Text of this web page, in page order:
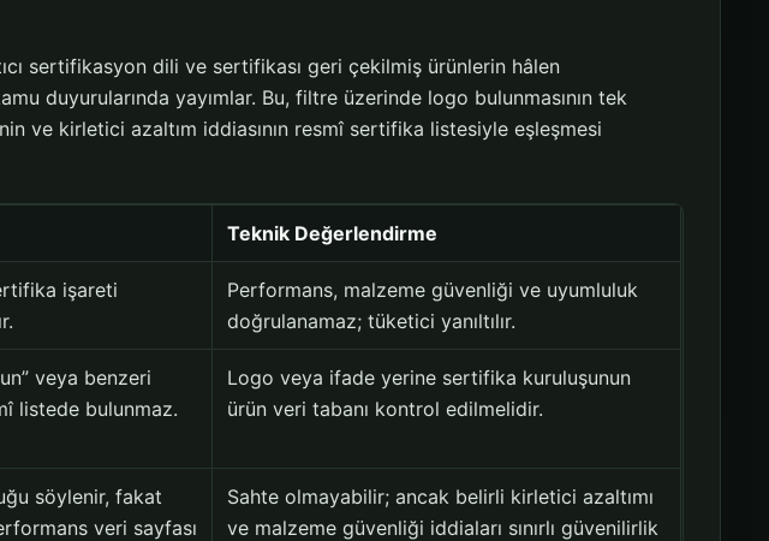
sertifikasyon dili ve sertifikası geri çekilmiş ürünlerin hâlen
duyurularında yayımlar. Bu, filtre üzerinde logo bulunmasının tek
ve kirletici azaltım iddiasının resmî sertifika listesiyle eşleşmesi
Teknik Değerlendirme
işareti
Performans, malzeme güvenliği ve uyumluluk
doğrulanamaz; tüketici yanıltılır.
veya benzeri
listede bulunmaz.
Logo veya ifade yerine sertifika kuruluşunun
ürün veri tabanı kontrol edilmelidir.
söylenir, fakat
veri sayfası
Sahte olmayabilir; ancak belirli kirletici azaltımı
ve malzeme güvenliği iddiaları sınırlı güvenilirlik